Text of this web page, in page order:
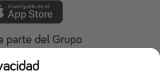
parte del Grupo